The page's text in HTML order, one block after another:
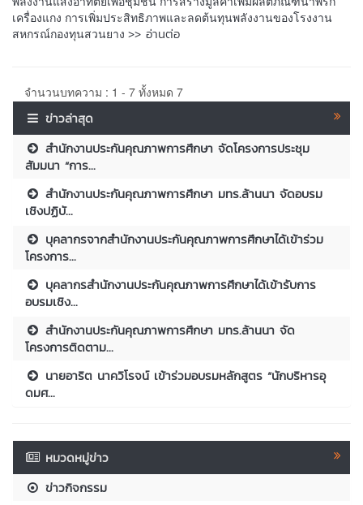
เครื่องแกง การเพิ่มประสิทธิภาพและลดต้นทุนพลังงานของโรงงาน
สหกรณ์กองทุนสวนยาง >> อ่านต่อ
จำนวนบทความ : 1 - 7 ทั้งหมด 7
ข่าวล่าสุด
สำนักงานประกันคุณภาพการศึกษา จัดโครงการประชุม
สัมมนา “การ...
สำนักงานประกันคุณภาพการศึกษา มทร.ล้านนา จัดอบรม
เชิงปฏิบั...
บุคลากรจากสำนักงานประกันคุณภาพการศึกษาได้เข้าร่วม
โครงการ...
บุคลากรสำนักงานประกันคุณภาพการศึกษาได้เข้ารับการ
อบรมเชิง...
สำนักงานประกันคุณภาพการศึกษา มทร.ล้านนา จัด
โครงการติดตาม...
นายอาริต นาควิโรจน์ เข้าร่วมอบรมหลักสูตร “นักบริหารอุ
ดมศ...
หมวดหมู่ข่าว
ข่าวกิจกรรม